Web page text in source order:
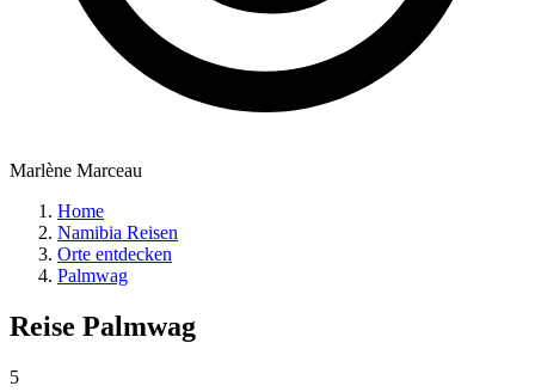
Marlène Marceau
Home
Namibia Reisen
Orte entdecken
Palmwag
Reise Palmwag
5